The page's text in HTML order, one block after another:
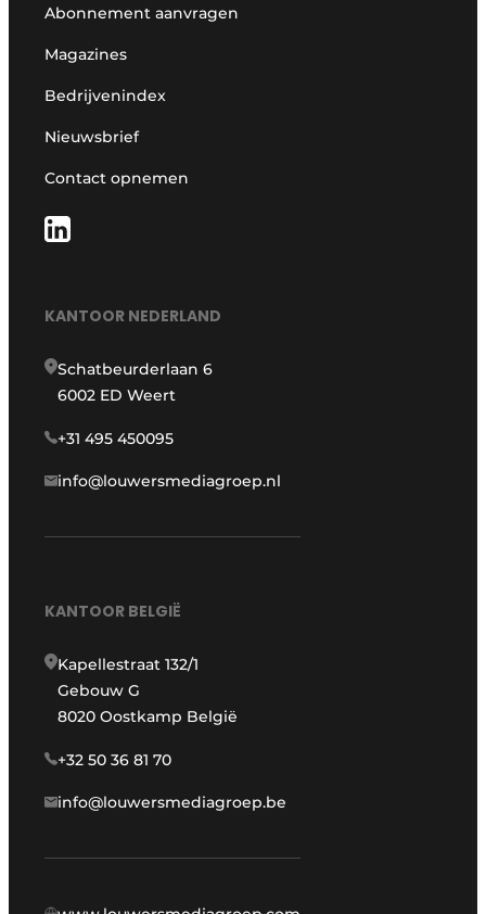
Abonnement aanvragen
Magazines
Bedrijvenindex
Nieuwsbrief
Contact opnemen
KANTOOR NEDERLAND
Schatbeurderlaan 6
6002 ED Weert
+31 495 450095
info@louwersmediagroep.nl
KANTOOR BELGIË
Kapellestraat 132/1
Gebouw G
8020 Oostkamp België
+32 50 36 81 70
info@louwersmediagroep.be